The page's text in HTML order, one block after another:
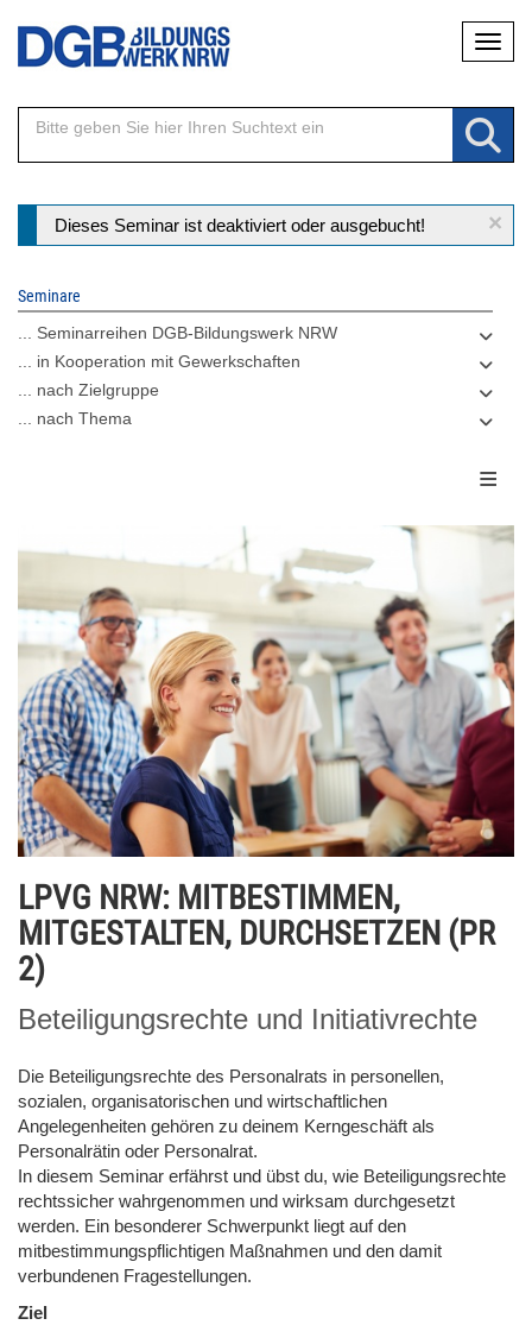
Direkt
Inhalt
×
Statusmeldung
Dieses Seminar ist deaktiviert oder ausgebucht!
Seminare
... Seminarreihen DGB-Bildungswerk NRW
... in Kooperation mit Gewerkschaften
... nach Zielgruppe
... nach Thema
LPVG NRW: MITBESTIMMEN,
MITGESTALTEN, DURCHSETZEN (PR
2)
Beteiligungsrechte und Initiativrechte
Die Beteiligungsrechte des Personalrats in personellen,
sozialen, organisatorischen und wirtschaftlichen
Angelegenheiten gehören zu deinem Kerngeschäft als
Personalrätin oder Personalrat.
In diesem Seminar erfährst und übst du, wie Beteiligungsrechte
rechtssicher wahrgenommen und wirksam durchgesetzt
werden. Ein besonderer Schwerpunkt liegt auf den
mitbestimmungspflichtigen Maßnahmen und den damit
verbundenen Fragestellungen.
Ziel